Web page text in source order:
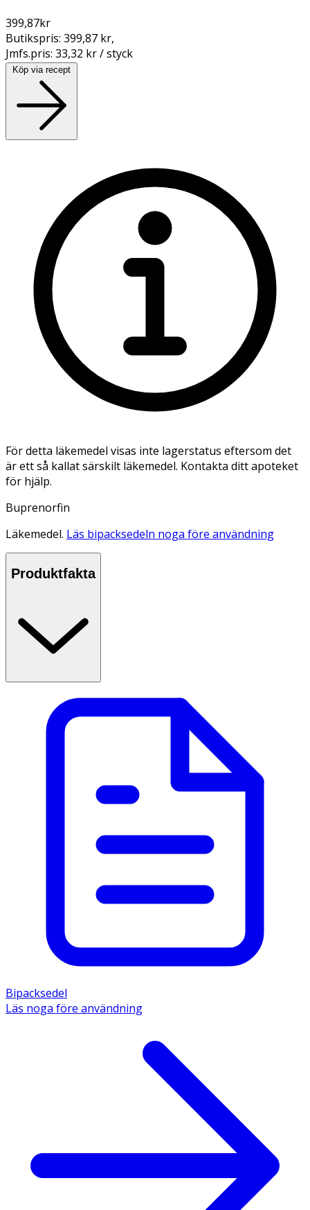
399,87kr
Butikspris: 399,87 kr,
Jmfs.pris: 33,32 kr / styck
Köp via recept
För detta läkemedel visas inte lagerstatus eftersom det
är ett så kallat särskilt läkemedel. Kontakta ditt apoteket
för hjälp.
Buprenorfin
Läkemedel. Läs bipacksedeln noga före användning
Produktfakta
Bipacksedel
Läs noga före användning